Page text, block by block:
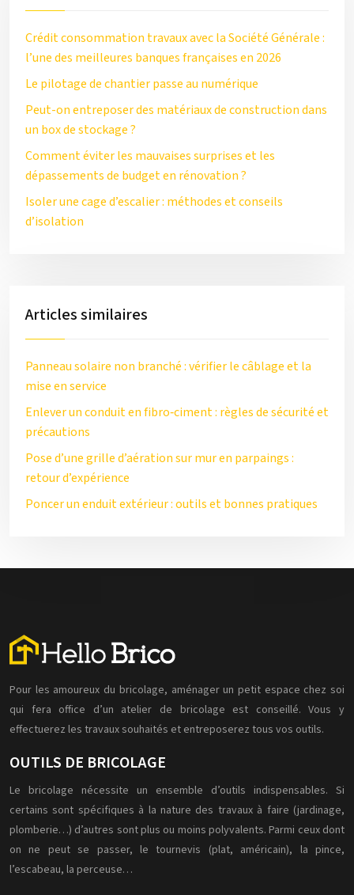
Crédit consommation travaux avec la Société Générale :
l’une des meilleures banques françaises en 2026
Le pilotage de chantier passe au numérique
Peut-on entreposer des matériaux de construction dans
un box de stockage ?
Comment éviter les mauvaises surprises et les
dépassements de budget en rénovation ?
Isoler une cage d’escalier : méthodes et conseils
d’isolation
Articles similaires
Panneau solaire non branché : vérifier le câblage et la
mise en service
Enlever un conduit en fibro‑ciment : règles de sécurité et
précautions
Pose d’une grille d’aération sur mur en parpaings :
retour d’expérience
Poncer un enduit extérieur : outils et bonnes pratiques
Pour les amoureux du bricolage, aménager un petit espace chez soi
qui fera office d’un atelier de bricolage est conseillé. Vous y
effectuerez les travaux souhaités et entreposerez tous vos outils.
OUTILS DE BRICOLAGE
Le bricolage nécessite un ensemble d’outils indispensables. Si
certains sont spécifiques à la nature des travaux à faire (jardinage,
plomberie…) d’autres sont plus ou moins polyvalents. Parmi ceux dont
on ne peut se passer, le tournevis (plat, américain), la pince,
l’escabeau, la perceuse…